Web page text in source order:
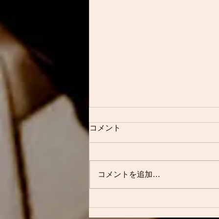
今回は素敵なジャパニーズビ
願いします 今日のブログは こち
ら
コメント
コメントを追加…